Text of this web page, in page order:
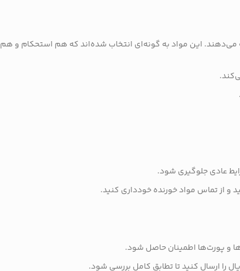
می‌دهند. این مواد به گونه‌ای انتخاب شده‌اند که هم استحکام و هم
عادی جلوگیری شود.
و از تماس مواد خورنده خودداری کنید.
را ارسال کنید تا تطابق کامل بررسی شود.